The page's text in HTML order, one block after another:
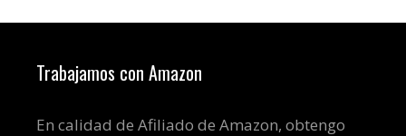
Trabajamos con Amazon
En calidad de Afiliado de Amazon, obtengo